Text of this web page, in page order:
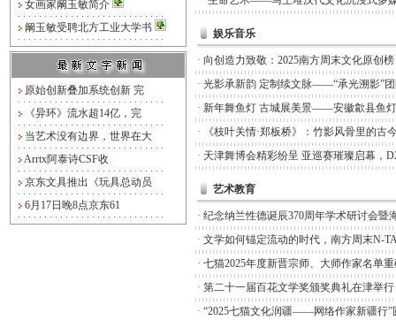
女画家阚玉敏简介
阚玉敏受聘北方工业大学书
原始创新叠加系统创新 完
《异环》流水超14亿，完
当艺术没有边界，世界在大
Arrtx阿泰诗CSF收
京东文具推出《玩具总动员
6月17日晚8点京东61
娱乐音乐
· 向创造力致敬：2025南方周末文化原创
· 光影承新韵 定制续文脉——“承光溯影”
· 新年舞鱼灯 古城展美景——安徽歙县鱼
·
《枝叶关情·郑板桥》：竹影风骨里的古
· 天津舞博会精彩纷呈 亚巡赛璀璨启幕，
艺术教育
· 纪念纳兰性德诞辰370周年学术研讨会暨
· 文学如何锚定流动的时代，南方周末N-
· 七猫2025年度新晋宗师、大师作家名单
· 第二十一届百花文学奖颁奖典礼在津举行
· “2025七猫文化润疆——网络作家新疆行”